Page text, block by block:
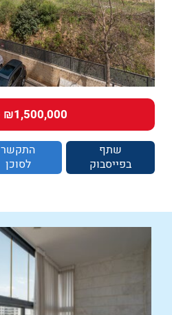
₪1,500,000 - דירה
שתף
בפייסבוק
התקשר
לסוכן